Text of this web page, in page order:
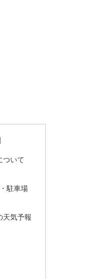
ついて
駐車場
天気予報